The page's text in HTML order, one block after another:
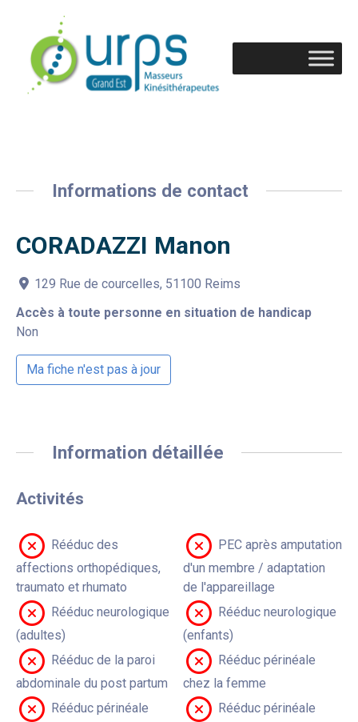
Informations de contact
CORADAZZI Manon
129 Rue de courcelles, 51100 Reims
Accès à toute personne en situation de handicap
Non
Ma fiche n'est pas à jour
Information détaillée
Activités
Rééduc des
affections orthopédiques,
traumato et rhumato
PEC après amputation
d'un membre / adaptation
de l'appareillage
Rééduc neurologique
(adultes)
Rééduc neurologique
(enfants)
Rééduc de la paroi
abdominale du post partum
Rééduc périnéale
chez la femme
Rééduc périnéale
Rééduc périnéale